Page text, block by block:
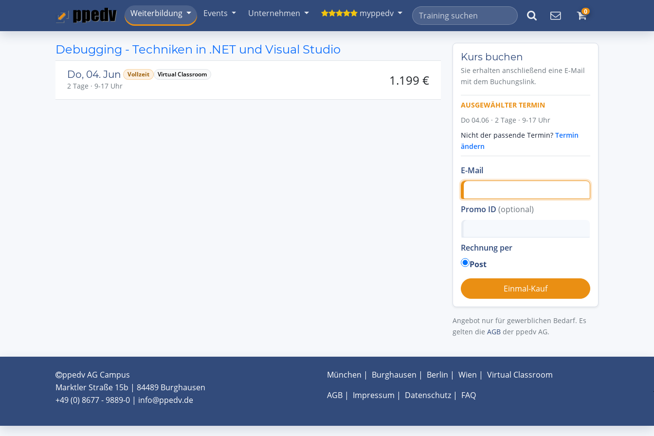
Weiterbildung Events Unternehmen myppedv 0
Debugging - Techniken in .NET und Visual Studio
Do, 04. Jun Vollzeit Virtual Classroom
2 Tage · 9-17 Uhr 1.199 €
Kurs buchen
Sie erhalten anschließend eine E-Mail
mit dem Buchungslink.
AUSGEWÄHLTER TERMIN
Do 04.06 · 2 Tage · 9-17 Uhr
Nicht der passende Termin? Termin
ändern
E-Mail
Promo ID (optional)
Rechnung per
Post
Angebot nur für gewerblichen Bedarf. Es
gelten die AGB der ppedv AG.
ppedv AG Campus
Marktler Straße 15b | 84489 Burghausen
+49 (0) 8677 - 9889-0 | info@ppedv.de
München | Burghausen | Berlin | Wien | Virtual Classroom
AGB| Impressum | Datenschutz| FAQ